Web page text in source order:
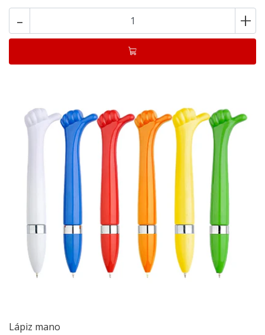
- +
Lápiz mano